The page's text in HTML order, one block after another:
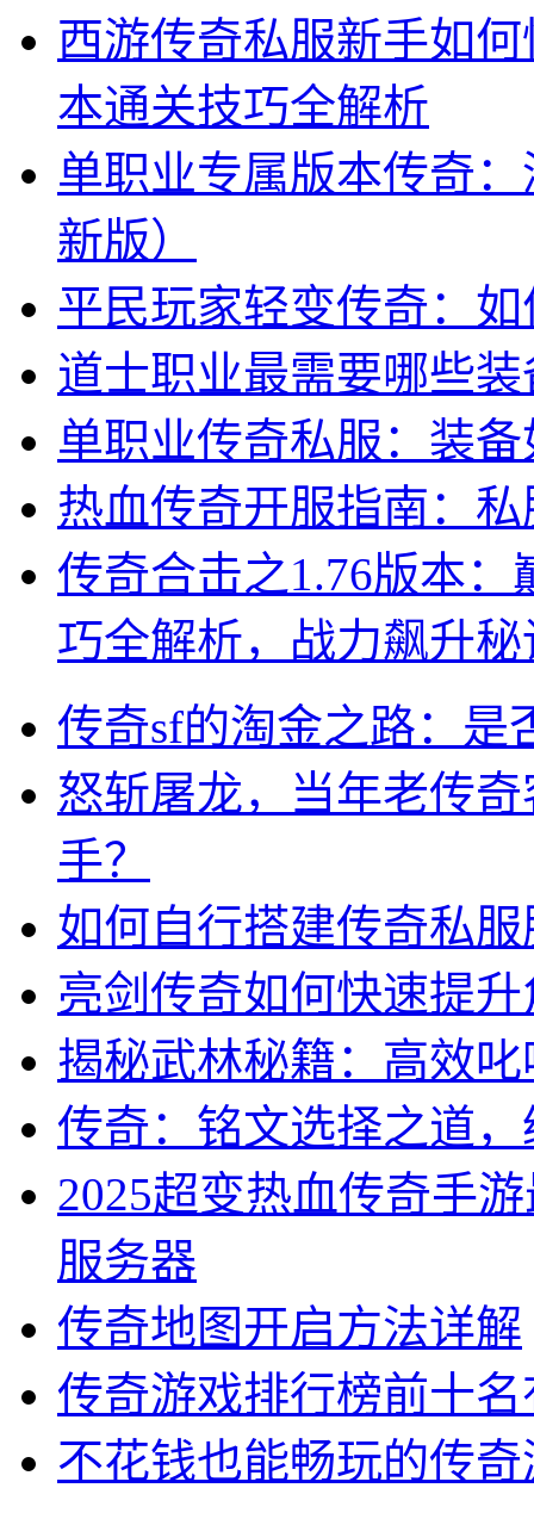
西游传奇私服新手如
本通关技巧全解析
单职业专属版本传奇
新版）
平民玩家轻变传奇：
道士职业最需要哪些
单职业传奇私服：装
热血传奇开服指南：
传奇合击之1.76版本
巧全解析，战力飙升
传奇sf的淘金之路：是
怒斩屠龙，当年老传
手？
如何自行搭建传奇私
亮剑传奇如何快速提
揭秘武林秘籍：高效
传奇：铭文选择之道
2025超变热血传奇手
服务器
传奇地图开启方法详解
传奇游戏排行榜前十
不花钱也能畅玩的传